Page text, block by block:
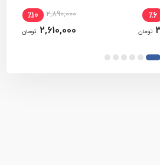
پس از فروش به همراه پشتیبانی فنی
و پنوماتیک ایرپاور برخوردار است.
بندی واحد مراقبت باد
٪6
تومان
2,890,000 ٪10
2,610,000 تومان